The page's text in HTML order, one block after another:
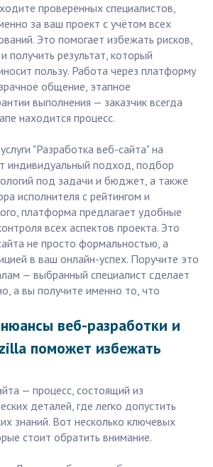
проверенных специалистов,
за ваш проект с учётом всех
Это помогает избежать рисков,
получить результат, который
пользу. Работа через платформу
общение, этапное
выполнения — заказчик всегда
находится процесс.
"Разработка веб-сайта" на
индивидуальный подход, подбор
под задачи и бюджет, а также
исполнителя с рейтингом и
платформа предлагает удобные
всех аспектов проекта. Это
не просто формальностью, а
в ваш онлайн-успех. Поручите это
— выбранный специалист сделает
а вы получите именно то, что
веб-разработки и
поможет избежать
— процесс, состоящий из
деталей, где легко допустить
знаний. Вот несколько ключевых
стоит обратить внимание.